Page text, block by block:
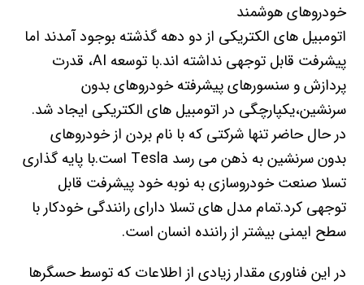
خودروهای هوشمند
اتومبیل های الکتریکی از دو دهه گذشته بوجود آمدند اما
پیشرفت قابل توجهی نداشته اند.با توسعه AI، قدرت
پردازش و سنسورهای پیشرفته خودروهای بدون
سرنشین،یکپارچگی در اتومبیل های الکتریکی ایجاد شد.
در حال حاضر تنها شرکتی که با نام بردن از خودروهای
بدون سرنشین به ذهن می رسد Tesla است.با پایه گذاری
تسلا صنعت خودروسازی به نوبه خود پیشرفت قابل
توجهی کرد.تمام مدل های تسلا دارای رانندگی خودکار با
سطح ایمنی بیشتر از راننده انسان است.
در این فناوری مقدار زیادی از اطلاعات که توسط حسگرها